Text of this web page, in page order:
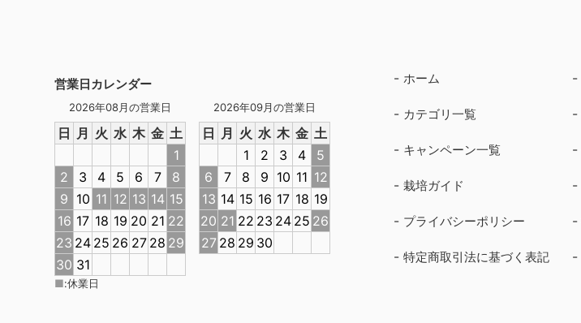
営業日カレンダー
2026年08月の営業日
日 月 火 水 木 金 土
1
2
3 4 5 6 7
8
9 10 11 12 13 14 15
16 17 18 19 20 21 22
23 24 25 26 27 28 29
30 31
2026年09月の営業日
日 月 火 水 木 金 土
1
2 3 4
5
6
7 8 9 10 11 12
13 14 15 16 17 18 19
20 21 22 23 24 25 26
27 28 29 30
■:休業日
ホーム
カテゴリ一覧
キャンペーン一覧
栽培ガイド
プライバシーポリシー
特定商取引法に基づく表記